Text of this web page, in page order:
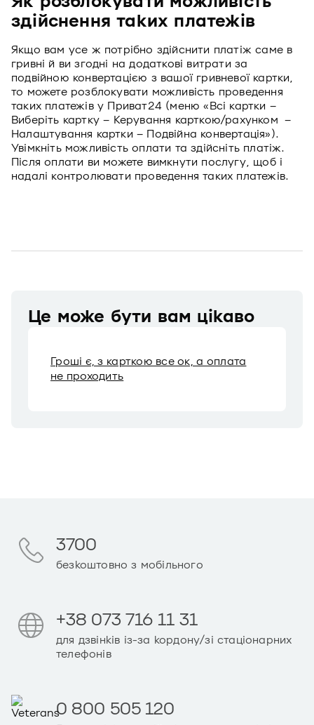
здійснення таких платежів
Якщо вам усе ж потрібно здійснити платіж саме в
гривні й ви згодні на додаткові витрати за
подвійною конвертацією з вашої гривневої картки,
то можете розблокувати можливість проведення
таких платежів у Приват24 (меню «Всі картки –
Виберіть картку – Керування карткою/рахунком –
Налаштування картки – Подвійна конвертація»).
Увімкніть можливість оплати та здійсніть платіж.
Після оплати ви можете вимкнути послугу, щоб і
надалі контролювати проведення таких платежів.
Це може бути вам цікаво
Гроші є, з карткою все ок, а оплата
не проходить
3700
безкоштовно з мобільного
+38 073 716 11 31
для дзвінків із-за кордону/зі стаціонарних
телефонів
0 800 505 120